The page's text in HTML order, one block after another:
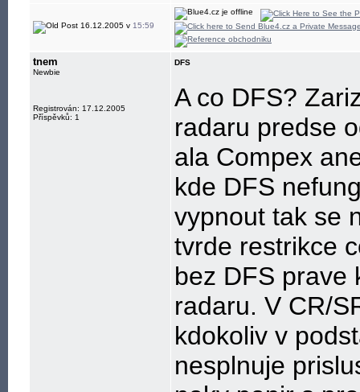
16.12.2005 v 15:59
tnem
Newbie
Registrován: 17.12.2005
Příspěvků: 1
DFS
A co DFS?
radaru predse
ala Compex
kde DFS
vypnout tak se
tvrde restrikce
bez DFS prave
radaru. V CR/
kdokoliv v
nesplnuje